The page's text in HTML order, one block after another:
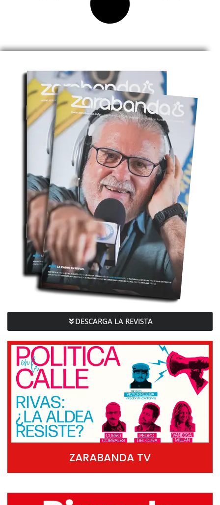
DESCARGA LA REVISTA
ZARABANDA TV